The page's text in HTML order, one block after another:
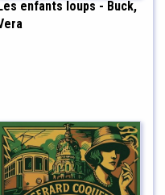
enfants loups - Buck,